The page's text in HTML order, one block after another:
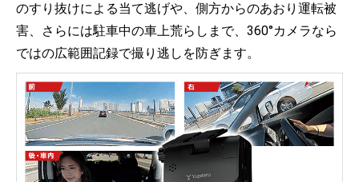
のすり抜けによる当て逃げや、側方からのあおり運転被
害、さらには駐車中の車上荒らしまで、360°カメラなら
ではの広範囲記録で撮り逃しを防ぎます。